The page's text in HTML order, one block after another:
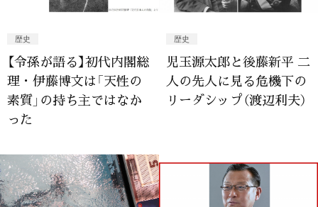
歴史
【令孫が語る】初代内閣総
理・伊藤博文は「天性の
素質」の持ち主ではなか
った
歴史
児玉源太郎と後藤新平 二
人の先人に見る危機下の
リーダシップ（渡辺利夫）